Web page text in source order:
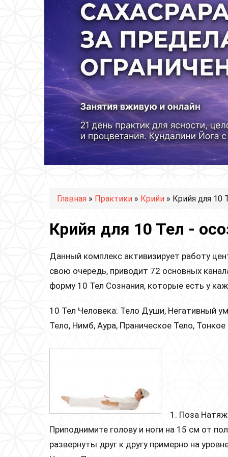
Вы здесь
Главная » Практики » Крийи » Крийя для 10
Крийя для 10 Тел -
Данный комплекс активизирует работу
свою очередь, приводит 72 основных
форму 10 Тел Сознания, которые есть у
10 Тел Человека: Тело Души, Негативный
Тело, Нимб, Аура, Праническое Тело,
1. Поза
Приподнимите голову и ноги на 15 см от
развернуты друг к другу примерно на